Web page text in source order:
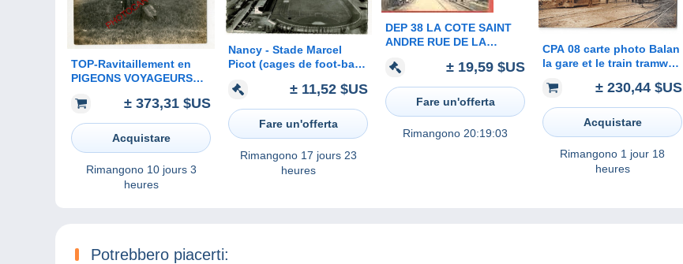
TOP-Ravitaillement en
PIGEONS VOYAGEURS
BRIEFTAUBEN-3x
PHOTOS all.-Guerre 14-
18-1 WK-Militaria-
± 373,31 $US
Acquistare
Rimangono 10 jours 3
heures
Nancy - Stade Marcel
Picot (cages de foot-ball,
d'athlétisme) à
Tombelaine & vue
générale aérienne - 1954
± 11,52 $US
Fare un'offerta
Rimangono 17 jours 23
heures
DEP 38 LA COTE SAINT
ANDRE RUE DE LA
BERLIOZ
± 19,59 $US
Fare un'offerta
Rimangono 20:19:03
CPA 08 carte photo Balan
la gare et le train tramway
Balan Sedan± 230,44 $US
Acquistare
Rimangono 1 jour 18
heures
Potrebbero piacerti: